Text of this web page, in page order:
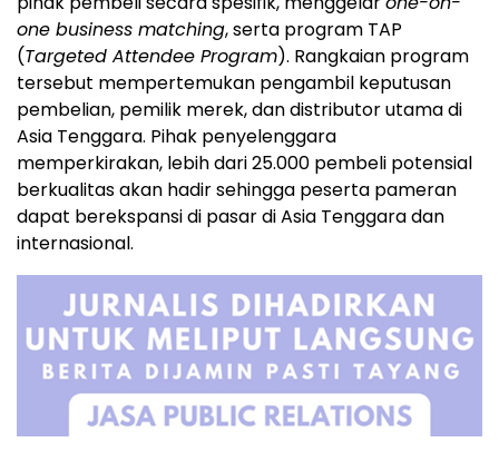
one business matching, serta program TAP
(Targeted Attendee Program). Rangkaian program
tersebut mempertemukan pengambil keputusan
pembelian, pemilik merek, dan distributor utama di
Asia Tenggara. Pihak penyelenggara
memperkirakan, lebih dari 25.000 pembeli potensial
berkualitas akan hadir sehingga peserta pameran
dapat berekspansi di pasar di Asia Tenggara dan
internasional.